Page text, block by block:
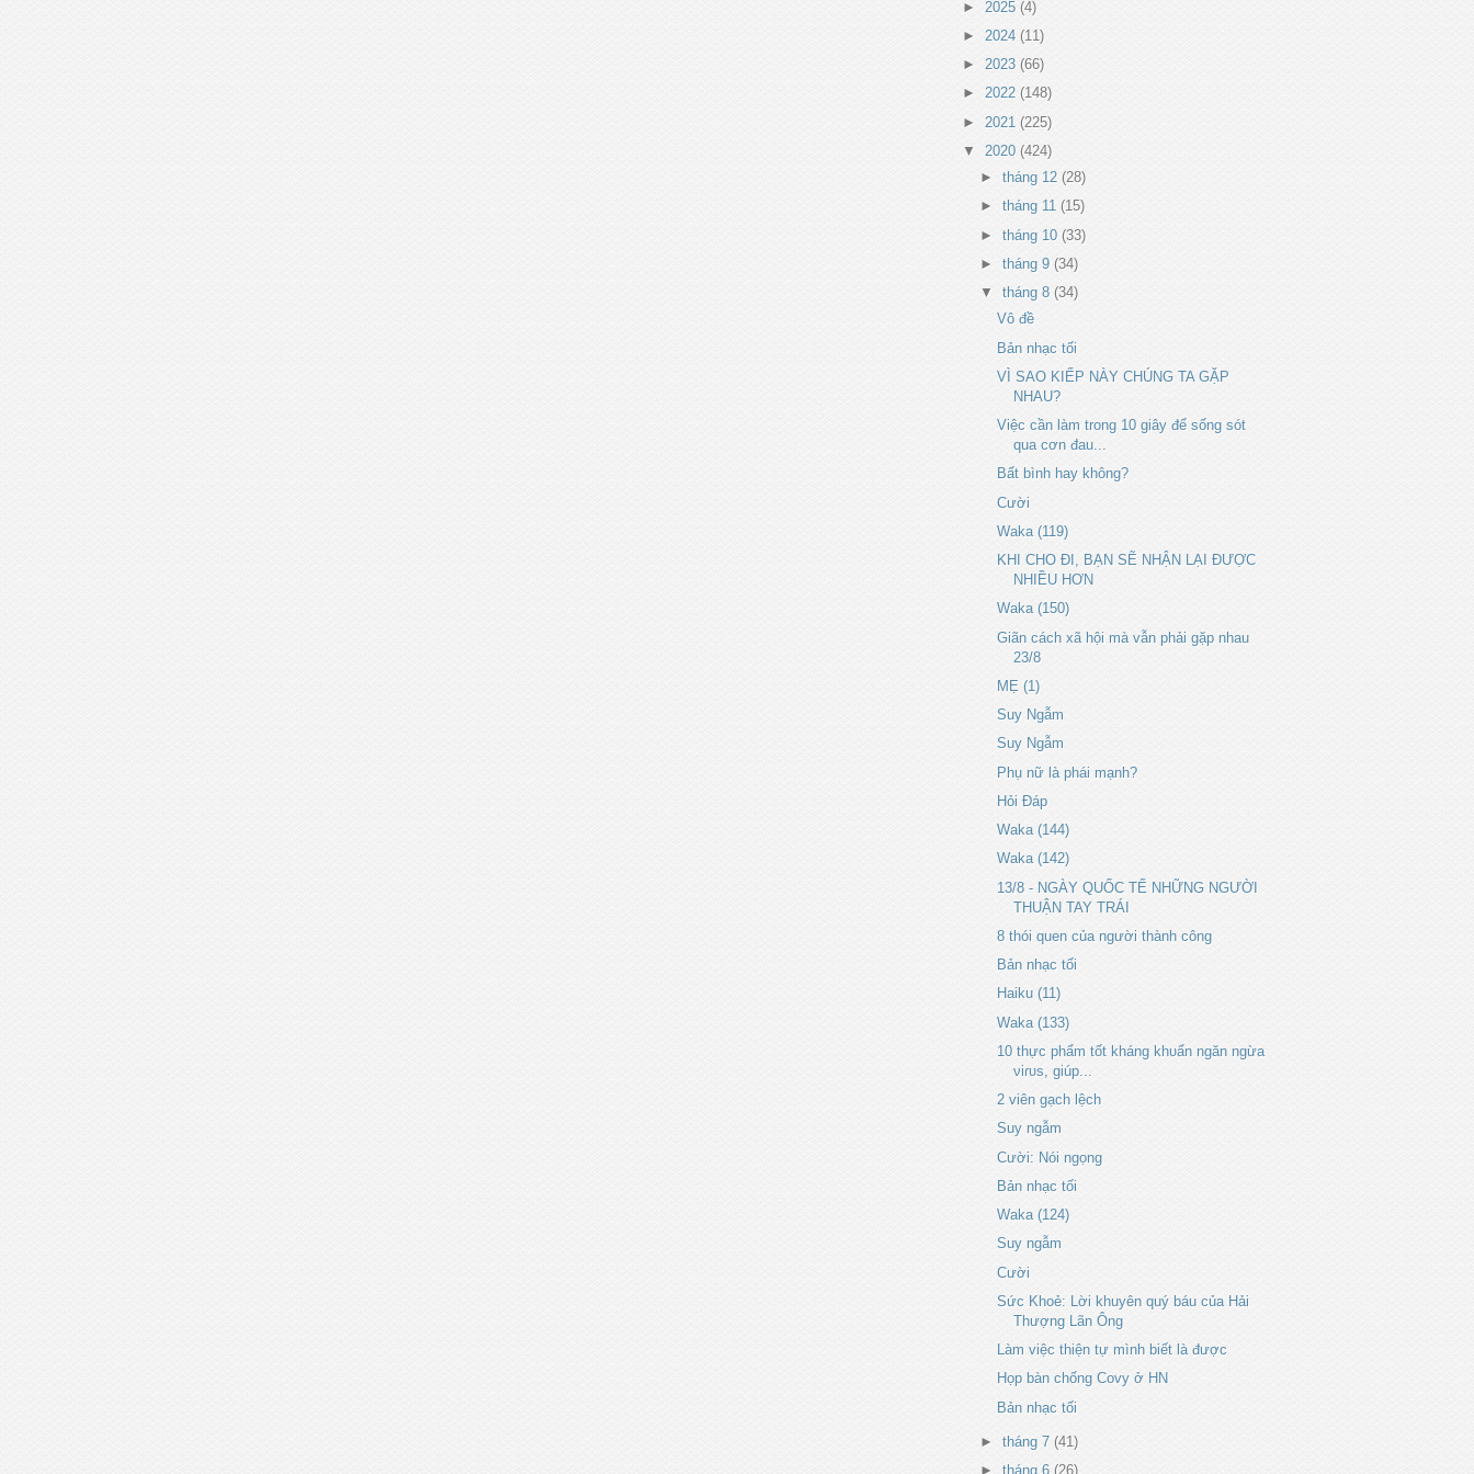
► 2025 (4)
► 2024 (11)
► 2023 (66)
► 2022 (148)
► 2021 (225)
▼ 2020 (424)
► tháng 12 (28)
► tháng 11 (15)
► tháng 10 (33)
► tháng 9 (34)
▼ tháng 8 (34)
Vô đề
Bản nhạc tối
VÌ SAO KIẾP NÀY CHÚNG TA GẶP
NHAU?
Việc cần làm trong 10 giây để sống sót
qua cơn đau...
Bất bình hay không?
Cười
Waka (119)
KHI CHO ĐI, BẠN SẼ NHẬN LẠI ĐƯỢC
NHIỀU HƠN
Waka (150)
Giãn cách xã hội mà vẫn phải gặp nhau
23/8
MẸ (1)
Suy Ngẫm
Suy Ngẫm
Phụ nữ là phái mạnh?
Hỏi Đáp
Waka (144)
Waka (142)
13/8 - NGÀY QUỐC TẾ NHỮNG NGƯỜI
THUẬN TAY TRÁI
8 thói quen của người thành công
Bản nhạc tối
Haiku (11)
Waka (133)
10 thực phẩm tốt kháng khᴜẩn ngăn ngừa
νiɾᴜs, giúp...
2 viên gạch lệch
Suy ngẫm
Cười: Nói ngọng
Bản nhạc tối
Waka (124)
Suy ngẫm
Cười
Sức Khoẻ: Lời khuyên quý báu của Hải
Thượng Lãn Ông
Làm việc thiện tự mình biết là được
Họp bàn chống Covy ở HN
Bản nhạc tối
► tháng 7 (41)
► tháng 6 (26)